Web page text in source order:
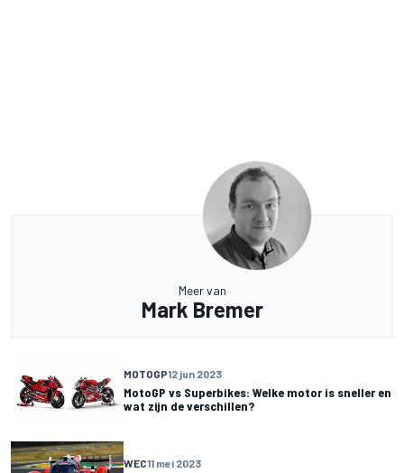
Meer van
Mark Bremer
MOTOGP12 jun 2023
MotoGP vs Superbikes: Welke motor is sneller en
wat zijn de verschillen?
WEC11 mei 2023